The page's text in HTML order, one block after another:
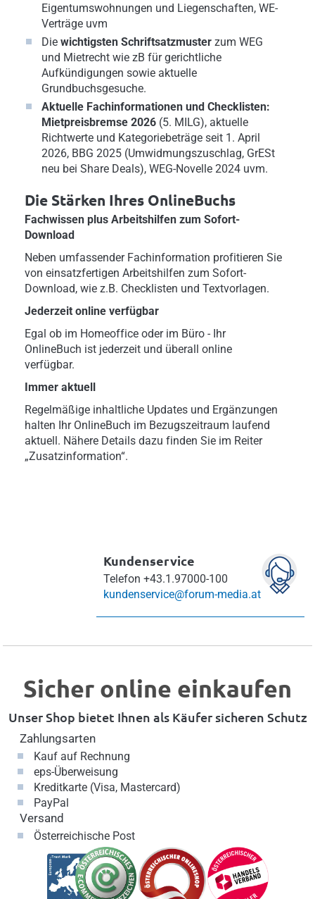
Eigentumswohnungen und Liegenschaften, WE-
Verträge uvm
Die wichtigsten Schriftsatzmuster zum WEG
und Mietrecht wie zB für gerichtliche
Aufkündigungen sowie aktuelle
Grundbuchsgesuche.
Aktuelle Fachinformationen und Checklisten:
Mietpreisbremse 2026 (5. MILG), aktuelle
Richtwerte und Kategoriebeträge seit 1. April
2026, BBG 2025 (Umwidmungszuschlag, GrESt
neu bei Share Deals), WEG-Novelle 2024 uvm.
Die Stärken Ihres OnlineBuchs
Fachwissen plus Arbeitshilfen zum Sofort-
Download
Neben umfassender Fachinformation profitieren Sie
von einsatzfertigen Arbeitshilfen zum Sofort-
Download, wie z.B. Checklisten und Textvorlagen.
Jederzeit online verfügbar
Egal ob im Homeoffice oder im Büro - Ihr
OnlineBuch ist jederzeit und überall online
verfügbar.
Immer aktuell
Regelmäßige inhaltliche Updates und Ergänzungen
halten Ihr OnlineBuch im Bezugszeitraum laufend
aktuell. Nähere Details dazu finden Sie im Reiter
„Zusatzinformation“.
Kundenservice
Telefon +43.1.97000-100
kundenservice@forum-media.at
Sicher online einkaufen
Unser Shop bietet Ihnen als Käufer sicheren Schutz
Zahlungsarten
Kauf auf Rechnung
eps-Überweisung
Kreditkarte (Visa, Mastercard)
PayPal
Versand
Österreichische Post